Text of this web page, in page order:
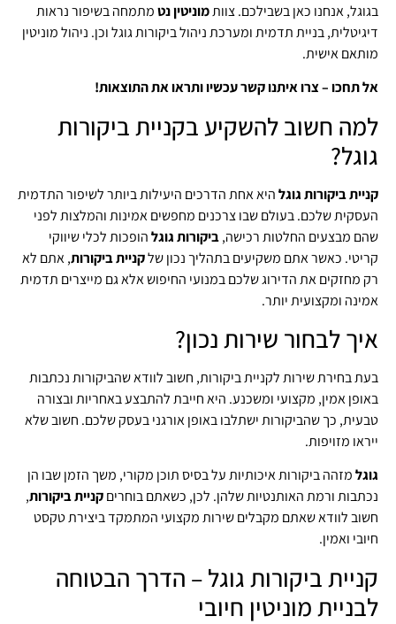
בגוגל, אנחנו כאן בשבילכם. צוותמוניטין נטמתמחה בשיפור נראות
דיגיטלית, בניית תדמית ומערכת ניהול ביקורות גוגל וכן. ניהול מוניטין
מותאם אישית.
אל תחכו – צרו איתנו קשר עכשיו ותראו את התוצאות!
למה חשוב להשקיע בקניית ביקורות
גוגל?
קניית ביקורות גוגלהיא אחת הדרכים היעילות ביותר לשיפור התדמית
העסקית שלכם. בעולם שבו צרכנים מחפשים אמינות והמלצות לפני
שהם מבצעים החלטות רכישה,ביקורות גוגלהופכות לכלי שיווקי
קריטי. כאשר אתם משקיעים בתהליך נכון שלקניית ביקורות, אתם לא
רק מחזקים את הדירוג שלכם במנועי החיפוש אלא גם מייצרים תדמית
אמינה ומקצועית יותר.
איך לבחור שירות נכון?
בעת בחירת שירות לקניית ביקורות, חשוב לוודא שהביקורות נכתבות
באופן אמין, מקצועי ומשכנע. היא חייבת להתבצע באחריות ובצורה
טבעית, כך שהביקורות ישתלבו באופן אורגני בעסק שלכם. חשוב שלא
ייראו מזויפות.
גוגלמזהה ביקורות איכותיות על בסיס תוכן מקורי, משך הזמן שבו הן
נכתבות ורמת האותנטיות שלהן. לכן, כשאתם בוחריםקניית ביקורות,
חשוב לוודא שאתם מקבלים שירות מקצועי המתמקד ביצירת טקסט
חיובי ואמין.
קניית ביקורות גוגל – הדרך הבטוחה
לבניית מוניטין חיובי